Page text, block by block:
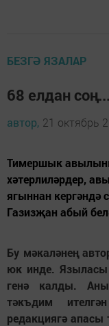
БЕЗГӘ ЯЗАЛАР
68 елдан соң...
автор, 21 октябрь
Тимершык
хәтерлиләрдер,
ягыннан кергәндә
Газизҗан абый
Бу мәкаләнең
юк инде.
генә калды.
тәкъдим
редакциягә